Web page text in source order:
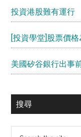
投資港股難有運行
[投資學堂]股票價
美國矽谷銀行出事
搜尋